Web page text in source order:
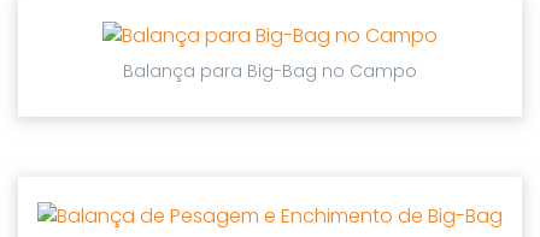
Balança para Big-Bag no Campo